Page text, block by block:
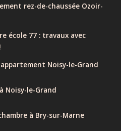
rez-de-chaussée Ozoir-
école 77 : travaux avec
Noisy-le-Grand
Noisy-le-Grand
à Bry-sur-Marne